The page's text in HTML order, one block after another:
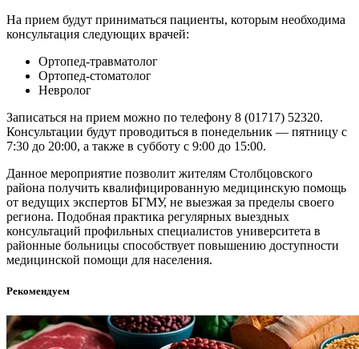
На прием будут приниматься пациенты, которым необходима
консультация следующих врачей:
Ортопед-травматолог
Ортопед-стоматолог
Невролог
Записаться на прием можно по телефону 8 (01717) 52320.
Консультации будут проводиться в понедельник — пятницу с
7:30 до 20:00, а также в субботу с 9:00 до 15:00.
Данное мероприятие позволит жителям Столбцовского
района получить квалифицированную медицинскую помощь
от ведущих экспертов БГМУ, не выезжая за пределы своего
региона. Подобная практика регулярных выездных
консультаций профильных специалистов университета в
районные больницы способствует повышению доступности
медицинской помощи для населения.
Рекомендуем